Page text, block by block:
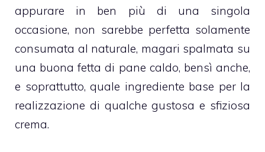
appurare in ben più di una singola
occasione, non sarebbe perfetta solamente
consumata al naturale, magari spalmata su
una buona fetta di pane caldo, bensì anche,
e soprattutto, quale ingrediente base per la
realizzazione di qualche gustosa e sfiziosa
crema.